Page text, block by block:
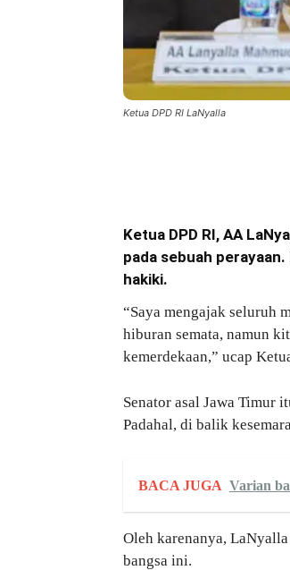
Ketua DPD RI LaNyalla
Ketua DPD RI, AA
pada sebuah
hakiki.
“Saya mengajak seluruh
hiburan semata, namun
kemerdekaan,” ucap
Senator asal Jawa Timur
Padahal, di balik
BACA JUGA Varian
Oleh karenanya,
bangsa ini.